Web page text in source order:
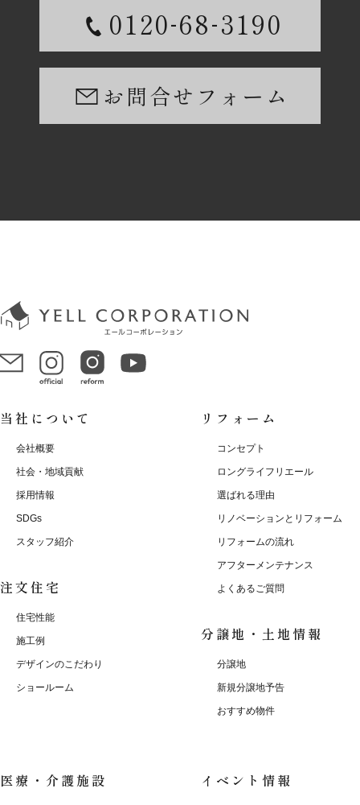
0120-68-3190
お問合せフォーム
当社について
会社概要
社会・地域貢献
採用情報
SDGs
スタッフ紹介
注文住宅
住宅性能
施工例
デザインのこだわり
ショールーム
リフォーム
コンセプト
ロングライフリエール
選ばれる理由
リノベーションとリフォーム
リフォームの流れ
アフターメンテナンス
よくあるご質問
分譲地・土地情報
分譲地
新規分譲地予告
おすすめ物件
医療・介護施設 イベント情報